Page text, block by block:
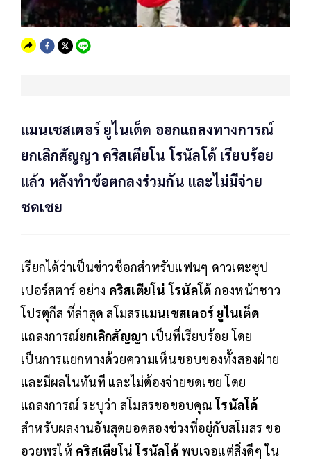
แมนเชสเตอร์ ยูไนเต็ด ออกแถลงทางการณ์
ยกเลิกสัญญา คริสเตียโน โรนัลโด้ เรียบร้อย
แล้ว หลังทำข้อตกลงร่วมกัน และไม่มีจ่าย
ชดเชย
เรียกได้ว่าเป็นข่าวช็อกสำหรับแฟนๆ ดาวเตะซุป
เปอร์สตาร์ อย่าง คริสเตียโน่ โรนัลโด้ กองหน้าชาว
โปรตุกีส ที่ล่าสุด สโมสรแมนเชสเตอร์ ยูไนเต็ด
แถลงการณ์ยกเลิกสัญญา เป็นที่เรียบร้อย โดย
เป็นการแยกทางด้วยความเห็นชอบของทั้งสองฝ่าย
และมีผลในทันที และไม่ต้องจ่ายชดเชย โดย
แถลงการณ์ ระบุว่า สโมสรขอขอบคุณโรนัลโด้
สำหรับผลงานอันสุดยอดสองช่วงที่อยู่กับสโมสร ขอ
อวยพรให้ คริสเตียโน่ โรนัลโด้พบเจอแต่สิ่งดีๆ ใน